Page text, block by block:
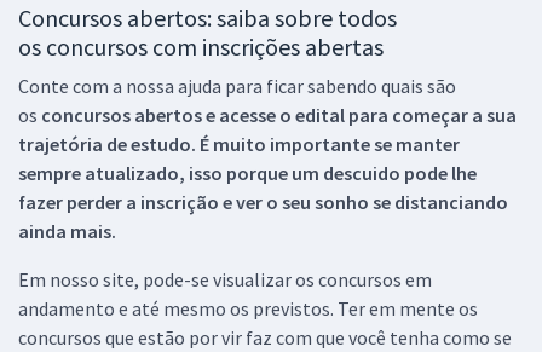
Concursos abertos: saiba sobre todos
os concursos com inscrições abertas
Conte com a nossa ajuda para ficar sabendo quais são
os concursos abertos e acesse o edital para começar a sua
trajetória de estudo. É muito importante se manter
sempre atualizado, isso porque um descuido pode lhe
fazer perder a inscrição e ver o seu sonho se distanciando
ainda mais.
Em nosso site, pode-se visualizar os concursos em
andamento e até mesmo os previstos. Ter em mente os
concursos que estão por vir faz com que você tenha como se